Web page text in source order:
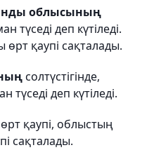
облысының
түседі деп күтіледі.
қаупі сақталады.
солтүстігінде,
түседі деп күтіледі.
қаупі, облыстың
сақталады.